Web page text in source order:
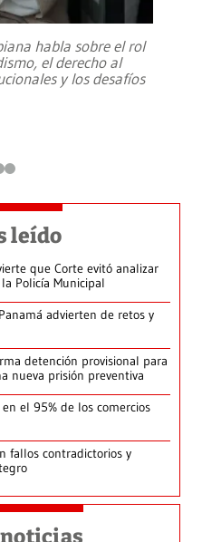
habla sobre el rol
el derecho al
y los desafíos
leído
que Corte evitó analizar
Policía Municipal
advierten de retos y
detención provisional para
nueva prisión preventiva
el 95% de los comercios
fallos contradictorios y